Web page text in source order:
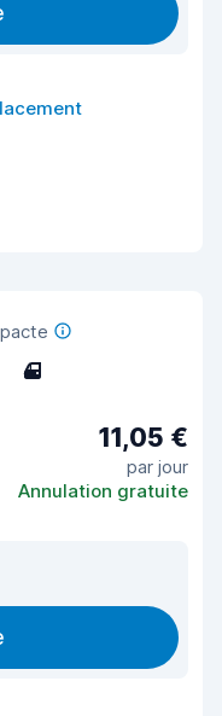
4
11,05 €
par jour
Annulation gratuite